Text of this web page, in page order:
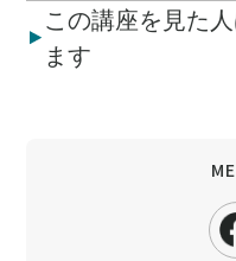
この講座を見た
ます